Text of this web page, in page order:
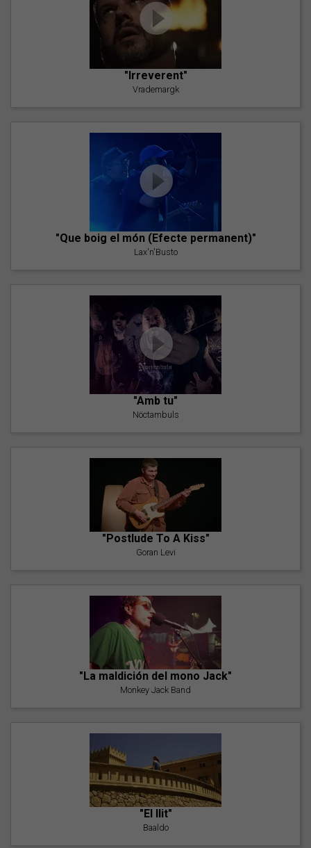
"Irreverent"
Vrademargk
"Que boig el món (Efecte permanent)"
Lax'n'Busto
"Amb tu"
Nöctambuls
"Postlude To A Kiss"
Goran Levi
"La maldición del mono Jack"
Monkey Jack Band
"El llit"
Baaldo